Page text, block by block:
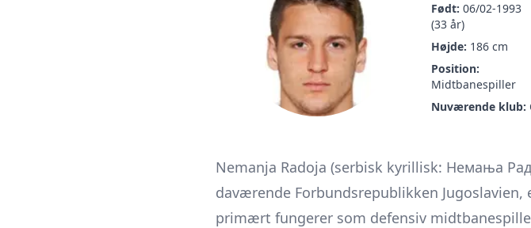
Født: 06/02-1993
(33 år)
Højde: 186 cm
Position:
Midtbanespiller
Nuværende klub:
Nemanja Radoja (serbisk kyrillisk: Немања
daværende Forbundsrepublikken
primært fungerer som defensiv